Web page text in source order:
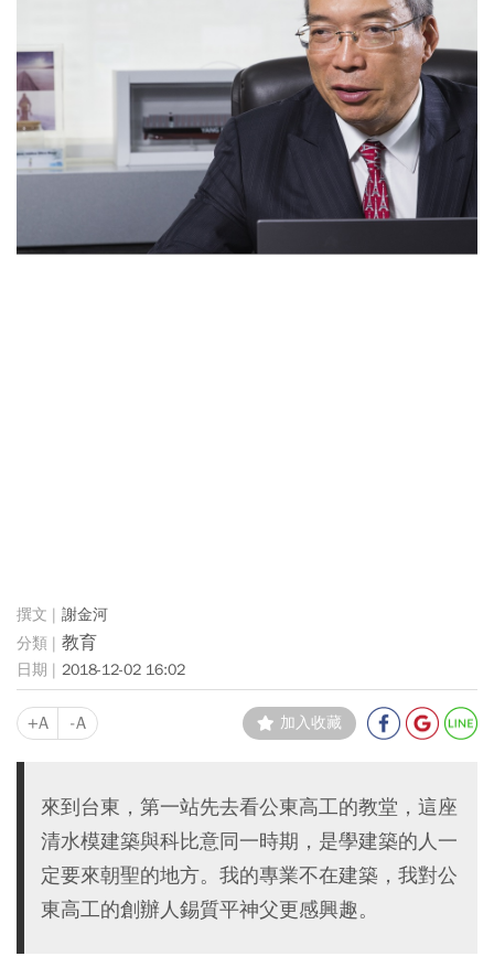
謝金河
教育
2018-12-02 16:02
+A -A 加入收藏
來到台東，第一站先去看公東高工的教堂，這座
清水模建築與科比意同一時期，是學建築的人一
定要來朝聖的地方。我的專業不在建築，我對公
東高工的創辦人錫質平神父更感興趣。